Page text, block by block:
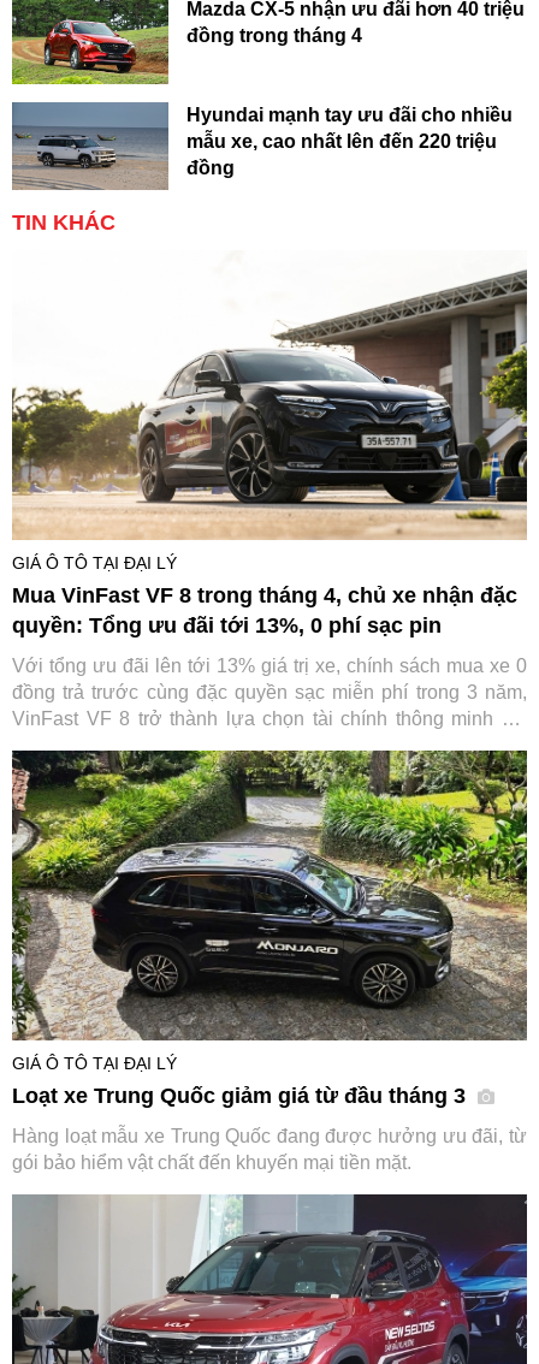
Mazda CX-5 nhận ưu đãi hơn 40 triệu
đồng trong tháng 4
Hyundai mạnh tay ưu đãi cho nhiều
mẫu xe, cao nhất lên đến 220 triệu
đồng
TIN KHÁC
GIÁ Ô TÔ TẠI ĐẠI LÝ
Mua VinFast VF 8 trong tháng 4, chủ xe nhận đặc
quyền: Tổng ưu đãi tới 13%, 0 phí sạc pin
Với tổng ưu đãi lên tới 13% giá trị xe, chính sách mua xe 0
đồng trả trước cùng đặc quyền sạc miễn phí trong 3 năm,
VinFast VF 8 trở thành lựa chọn tài chính thông minh khi
vòng đời xe.
GIÁ Ô TÔ TẠI ĐẠI LÝ
Loạt xe Trung Quốc giảm giá từ đầu tháng 3
Hàng loạt mẫu xe Trung Quốc đang được hưởng ưu đãi, từ
gói bảo hiểm vật chất đến khuyến mại tiền mặt.